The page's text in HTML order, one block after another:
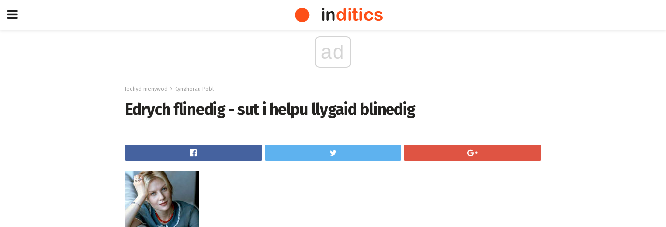
ad
Iechyd menywod Cynghorau Pobl
Edrych flinedig - sut i helpu llygaid blinedig